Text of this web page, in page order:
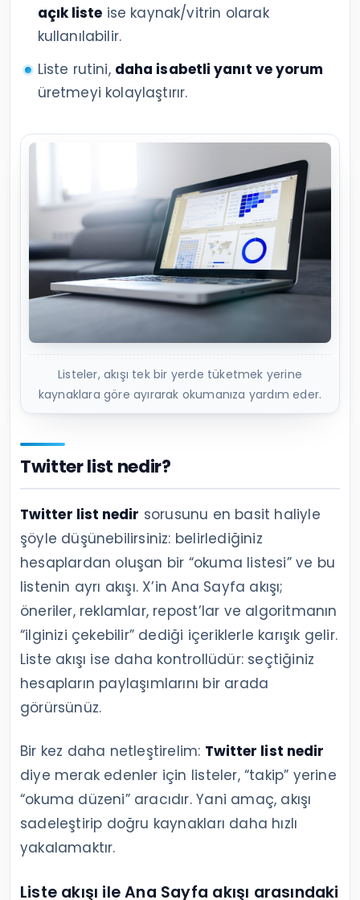
açık liste ise kaynak/vitrin olarak
kullanılabilir.
Liste rutini, daha isabetli yanıt ve yorum
üretmeyi kolaylaştırır.
Listeler, akışı tek bir yerde tüketmek yerine
kaynaklara göre ayırarak okumanıza yardım eder.
Twitter list nedir?
Twitter list nedir sorusunu en basit haliyle
şöyle düşünebilirsiniz: belirlediğiniz
hesaplardan oluşan bir “okuma listesi” ve bu
listenin ayrı akışı. X’in Ana Sayfa akışı;
öneriler, reklamlar, repost’lar ve algoritmanın
“ilginizi çekebilir” dediği içeriklerle karışık gelir.
Liste akışı ise daha kontrollüdür: seçtiğiniz
hesapların paylaşımlarını bir arada
görürsünüz.
Bir kez daha netleştirelim: Twitter list nedir
diye merak edenler için listeler, “takip” yerine
“okuma düzeni” aracıdır. Yani amaç, akışı
sadeleştirip doğru kaynakları daha hızlı
yakalamaktır.
Liste akışı ile Ana Sayfa akışı arasındaki